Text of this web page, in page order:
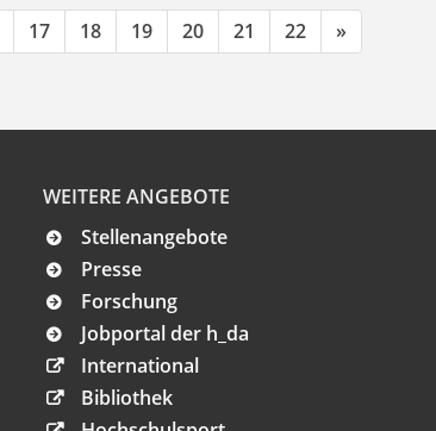
17 18 19 20 21 22 »
WEITERE ANGEBOTE
Stellenangebote
Presse
Forschung
Jobportal der h_da
International
Bibliothek